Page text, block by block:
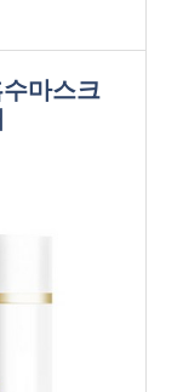
마스크